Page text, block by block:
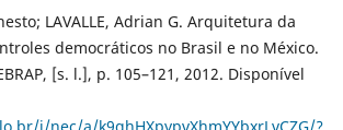
LAVALLE, Adrian G. Arquitetura da
democráticos no Brasil e no México.
[s. l.], p. 105–121, 2012. Disponível